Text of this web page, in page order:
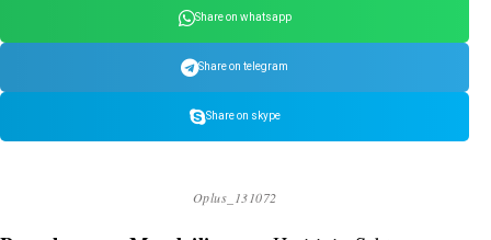
Share on whatsapp
Share on telegram
Share on skype
Oplus_131072